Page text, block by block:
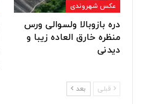
عکس شهروندی
دره بازوبالا ولسوالی ورس
منظره خارق العاده زیبا و
دیدنی
قبلی بعد